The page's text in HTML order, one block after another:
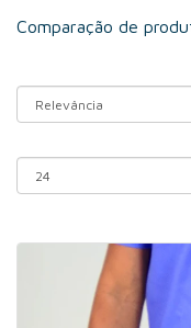
Comparação de